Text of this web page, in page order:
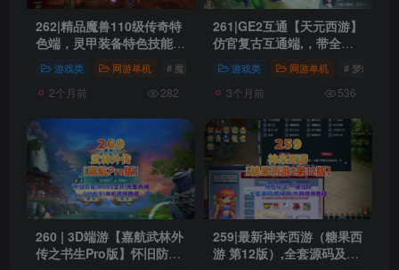
262|精品魔兽110级传奇特
色端，灵甲装备特色技能,
局域网外网+GM
游戏类 网游单机 # 魔兽世界 # 魔兽 # WOW
2个月前 282
261|GE2互通【天元西游】
仿官复古互通端,，带全套
攻略游戏类 网游单机 # 梦幻西游
3个月前 536
260 | 3D端游【嘉航武林外
传之书生Pro版】怀旧防
259|最新神来西游（糖果西
游 第12版）,全套源码及内